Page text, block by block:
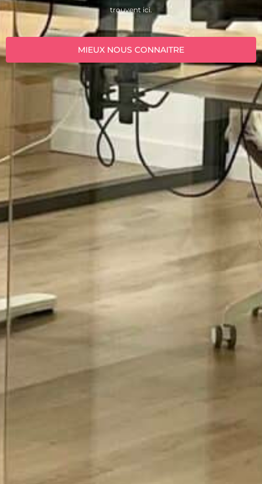
trouvent ici.
MIEUX NOUS CONNAITRE